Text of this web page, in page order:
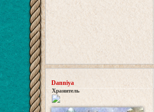
Danniya
Хранитель